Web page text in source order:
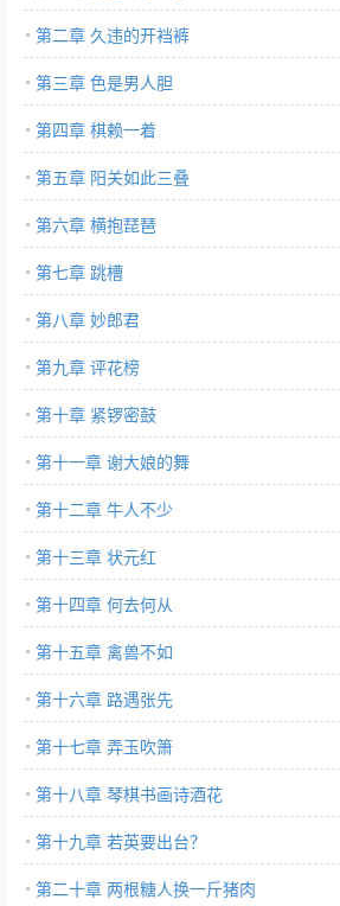
第二章 久违的开裆裤
第三章 色是男人胆
第四章 棋赖一着
第五章 阳关如此三叠
第六章 横抱琵琶
第七章 跳槽
第八章 妙郎君
第九章 评花榜
第十章 紧锣密鼓
第十一章 谢大娘的舞
第十二章 牛人不少
第十三章 状元红
第十四章 何去何从
第十五章 禽兽不如
第十六章 路遇张先
第十七章 弄玉吹箫
第十八章 琴棋书画诗酒花
第十九章 若英要出台？
第二十章 两根糖人换一斤猪肉